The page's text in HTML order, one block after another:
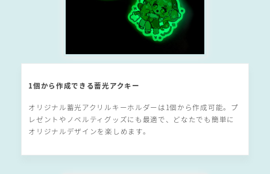
1個から作成できる蓄光アクキー
オリジナル蓄光アクリルキーホルダーは1個から作成可能。プ
レゼントやノベルティグッズにも最適で、どなたでも簡単に
オリジナルデザインを楽しめます。